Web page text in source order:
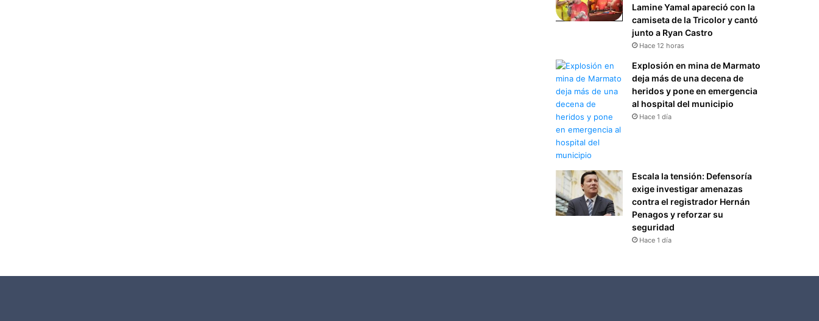
Lamine Yamal apareció con la
camiseta de la Tricolor y cantó
junto a Ryan Castro
Hace 12 horas
Explosión en mina de Marmato
deja más de una decena de
heridos y pone en emergencia
al hospital del municipio
Hace 1 día
Escala la tensión: Defensoría
exige investigar amenazas
contra el registrador Hernán
Penagos y reforzar su
seguridad
Hace 1 día